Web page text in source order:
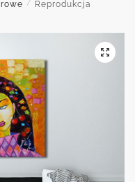
/
Reprodukcja